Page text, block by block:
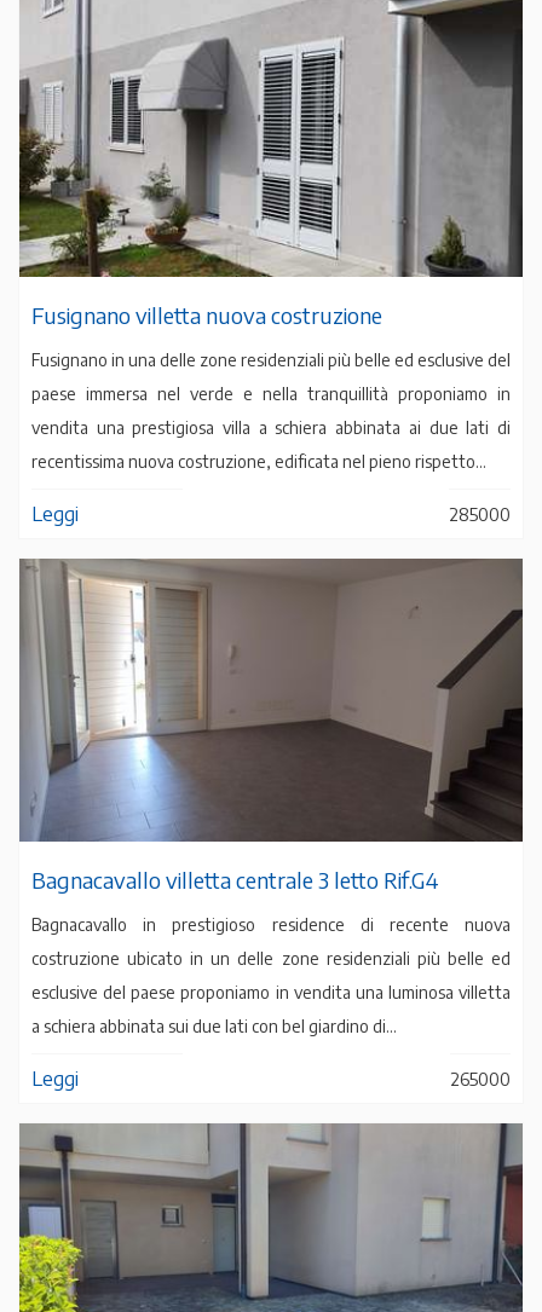
Fusignano villetta nuova costruzione
Fusignano in una delle zone residenziali più belle ed esclusive del
paese immersa nel verde e nella tranquillità proponiamo in
vendita una prestigiosa villa a schiera abbinata ai due lati di
recentissima nuova costruzione, edificata nel pieno rispetto...
285000
Leggi
Bagnacavallo villetta centrale 3 letto Rif.G4
Bagnacavallo in prestigioso residence di recente nuova
costruzione ubicato in un delle zone residenziali più belle ed
esclusive del paese proponiamo in vendita una luminosa villetta
a schiera abbinata sui due lati con bel giardino di...
265000
Leggi